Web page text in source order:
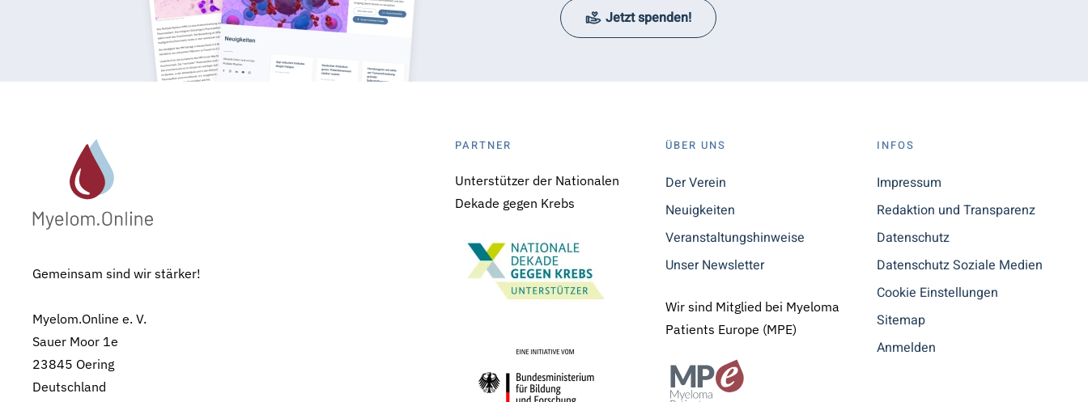
Jetzt spenden!
Gemeinsam sind wir stärker!
Myelom.Online e. V.
Sauer Moor 1e
23845 Oering
Deutschland
PARTNER
Unterstützer der Nationalen
Dekade gegen Krebs
ÜBER UNS
Der Verein
Neuigkeiten
Veranstaltungshinweise
Unser Newsletter
Wir sind Mitglied bei Myeloma
Patients Europe (MPE)
INFOS
Impressum
Redaktion und Transparenz
Datenschutz
Datenschutz Soziale Medien
Cookie Einstellungen
Sitemap
Anmelden